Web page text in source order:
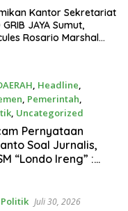
Kantor Sekretariat
GRIB JAYA Sumut,
Rosario Marshal
, Headline,
, Pemerintah,
, Uncategorized
Pernyataan
Soal Jurnalis,
“Londo Ireng” :
Politik Juli 30, 2026